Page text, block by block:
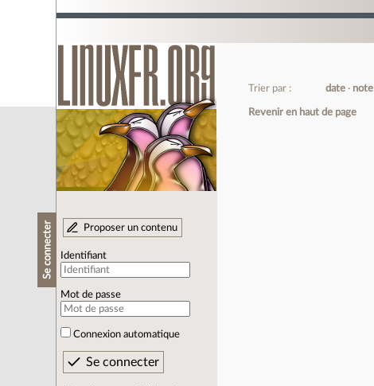
Se connecter Proposer un contenu
Identifiant
Mot de passe
Connexion automatique
Trier par : date note
Revenir en haut de page